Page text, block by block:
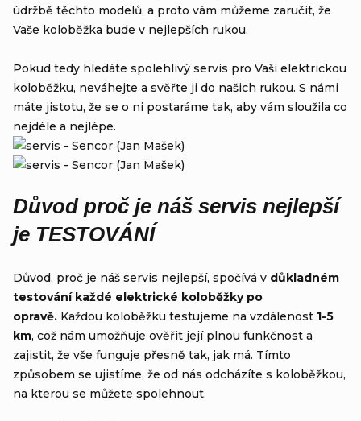
údržbě těchto modelů, a proto vám můžeme zaručit, že
Vaše koloběžka bude v nejlepších rukou.
Pokud tedy hledáte spolehlivý servis pro Vaši elektrickou
koloběžku, neváhejte a svěřte ji do našich rukou. S námi
máte jistotu, že se o ni postaráme tak, aby vám sloužila co
nejdéle a nejlépe.
Důvod proč je náš servis nejlepší
je TESTOVÁNÍ
Důvod, proč je náš servis nejlepší, spočívá v důkladném
testování každé elektrické koloběžky po
opravě. Každou koloběžku testujeme na vzdálenost 1-5
km, což nám umožňuje ověřit její plnou funkčnost a
zajistit, že vše funguje přesně tak, jak má. Tímto
způsobem se ujistíme, že od nás odcházíte s koloběžkou,
na kterou se můžete spolehnout.